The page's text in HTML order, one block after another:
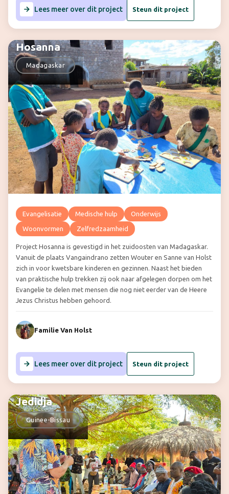
Lees meer over dit project Steun dit project
Hosanna
Madagaskar
Evangelisatie Medische hulp Onderwijs
Woonvormen Zelfredzaamheid
Project Hosanna is gevestigd in het zuidoosten van Madagaskar.
Vanuit de plaats Vangaindrano zetten Wouter en Sanne van Holst
zich in voor kwetsbare kinderen en gezinnen. Naast het bieden
van praktische hulp trekken zij ook naar afgelegen dorpen om het
Evangelie te delen met mensen die nog niet eerder van de Heere
Jezus Christus hebben gehoord.
Familie Van Holst
Lees meer over dit project Steun dit project
Jedidja
Guinee-Bissau